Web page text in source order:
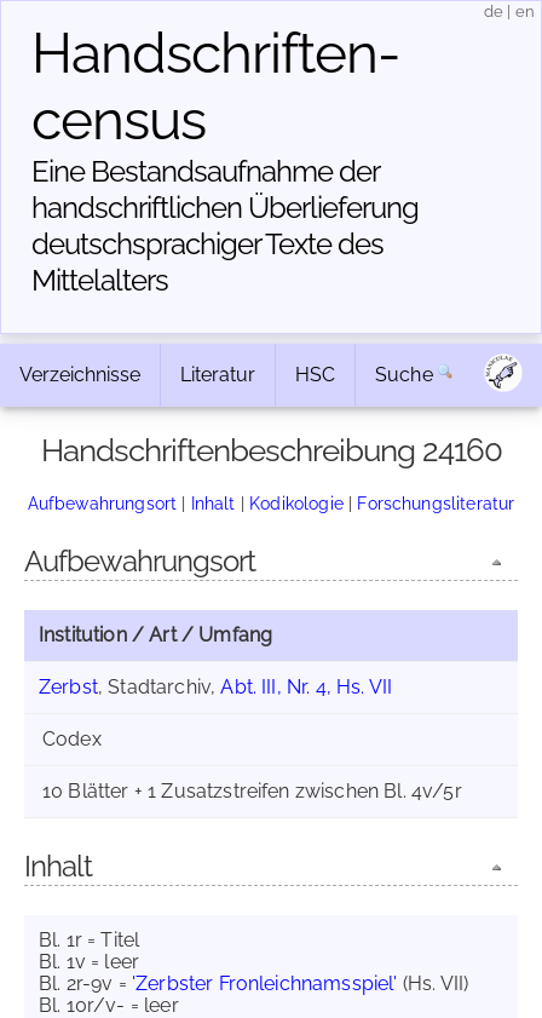
Handschriften­
census
Eine Bestandsaufnahme der
handschriftlichen Über­lieferung
deutschsprachiger Texte des
Mittelalters
de en
Verzeichnisse Literatur HSC Suche
Handschriftenbeschreibung 24160
Aufbewahrungsort | Inhalt | Kodikologie| Forschungsliteratur
Aufbewahrungsort
Institution / Art / Umfang
Zerbst, Stadtarchiv,Abt. III, Nr. 4, Hs. VII
Codex
10 Blätter + 1 Zusatzstreifen zwischen Bl. 4v/5r
Inhalt
Bl. 1r = Titel
Bl. 1v = leer
Bl. 2r-9v = 'Zerbster Fronleichnamsspiel' (Hs. VII)
Bl. 10r/v- = leer